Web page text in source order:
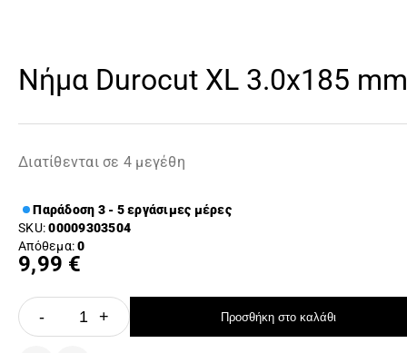
Νήμα Durocut XL 3.0x185 mm
Διατίθενται σε 4 μεγέθη
Παράδοση 3 - 5 εργάσιμες μέρες
SKU:00009303504
Απόθεμα:0
9,99 €
- + Προσθήκη στο καλάθι